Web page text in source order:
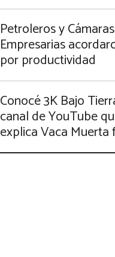
Petroleros y Cámaras
Empresarias
por productividad
Conocé 3K Bajo
canal de YouTube
explica Vaca Muerta